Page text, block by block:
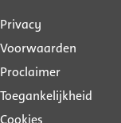
Over
deze
website
Privacy
Voorwaarden
Proclaimer
Toegankelijkheid
Cookies